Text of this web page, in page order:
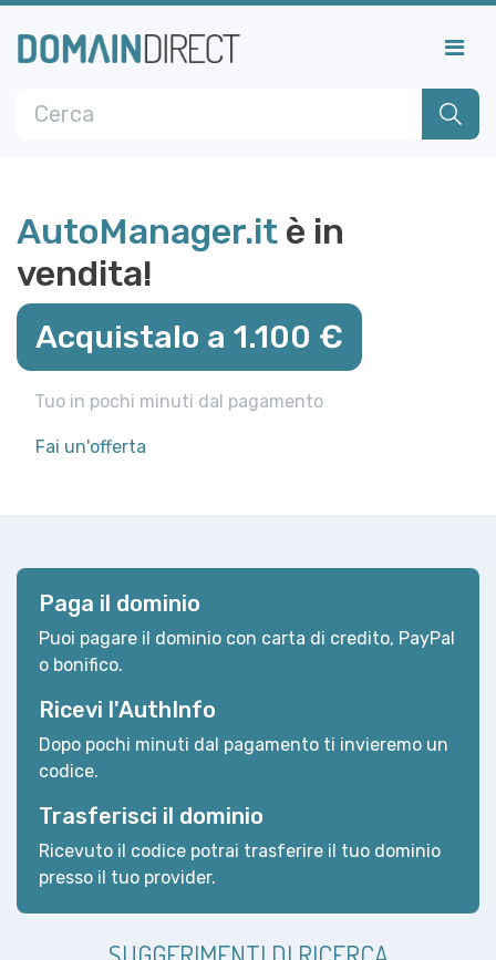
AutoManager.it è in
vendita!
Acquistalo a 1.100 €
Tuo in pochi minuti dal pagamento
Fai un'offerta
Paga il dominio
Puoi pagare il dominio con carta di credito, PayPal
o bonifico.
Ricevi l'AuthInfo
Dopo pochi minuti dal pagamento ti invieremo un
codice.
Trasferisci il dominio
Ricevuto il codice potrai trasferire il tuo dominio
presso il tuo provider.